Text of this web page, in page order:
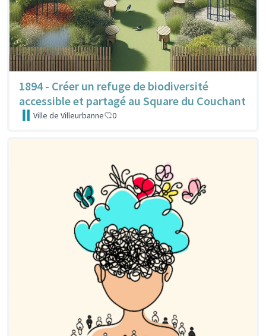
1894 - Créer un refuge de biodiversité
accessible et partagé au Square du Couchant
Ville de Villeurbanne 0